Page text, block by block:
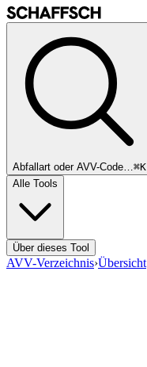
Abfallart oder AVV-Code…⌘K
Alle Tools
Über dieses Tool
AVV-Verzeichnis›Übersicht